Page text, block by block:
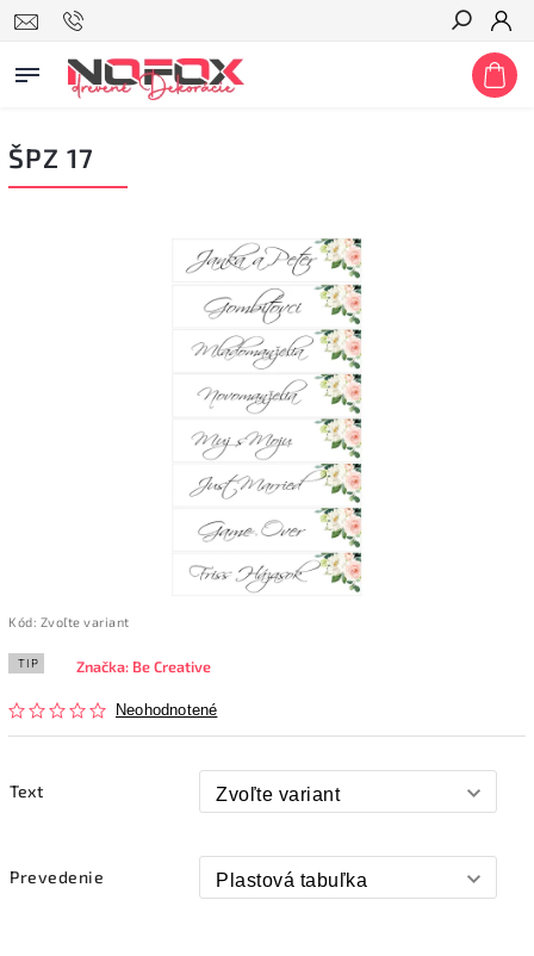
Hľadať
ŠPZ 17
Kód: Zvoľte variant
TIP
Neohodnotené
Značka: Be Creative
Text
Prevedenie